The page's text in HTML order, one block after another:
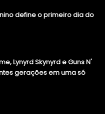
define o primeiro dia do
Lynyrd Skynyrd e Guns N'
gerações em uma só